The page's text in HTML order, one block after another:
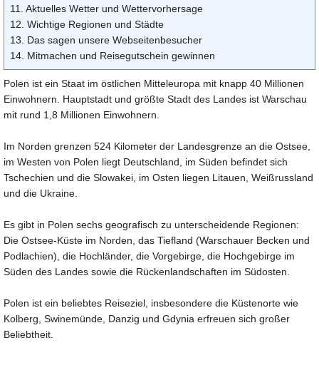
11. Aktuelles Wetter und Wettervorhersage
12. Wichtige Regionen und Städte
13. Das sagen unsere Webseitenbesucher
14. Mitmachen und Reisegutschein gewinnen
Polen ist ein Staat im östlichen Mitteleuropa mit knapp 40 Millionen
Einwohnern. Hauptstadt und größte Stadt des Landes ist Warschau
mit rund 1,8 Millionen Einwohnern.
Im Norden grenzen 524 Kilometer der Landesgrenze an die Ostsee,
im Westen von Polen liegt Deutschland, im Süden befindet sich
Tschechien und die Slowakei, im Osten liegen Litauen, Weißrussland
und die Ukraine.
Es gibt in Polen sechs geografisch zu unterscheidende Regionen:
Die Ostsee-Küste im Norden, das Tiefland (Warschauer Becken und
Podlachien), die Hochländer, die Vorgebirge, die Hochgebirge im
Süden des Landes sowie die Rückenlandschaften im Südosten.
Polen ist ein beliebtes Reiseziel, insbesondere die Küstenorte wie
Kolberg, Swinemünde, Danzig und Gdynia erfreuen sich großer
Beliebtheit.